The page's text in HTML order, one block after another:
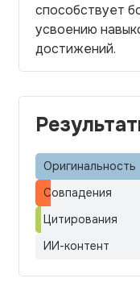
способствует
усвоению
достижений.
Оригинальность
Совпадения
Цитирования
ИИ-контент